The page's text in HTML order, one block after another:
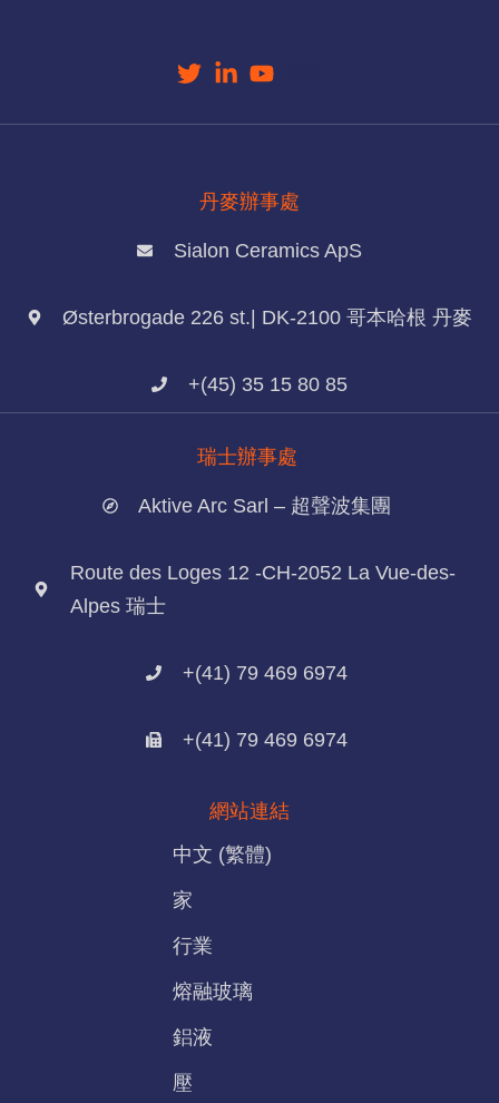
丹麥辦事處
Sialon Ceramics ApS
Østerbrogade 226 st.| DK-2100 哥本哈根 丹麥
+(45) 35 15 80 85
瑞士辦事處
Aktive Arc Sarl – 超聲波集團
Route des Loges 12 -CH-2052 La Vue-des-
Alpes 瑞士
+(41) 79 469 6974
+(41) 79 469 6974
網站連結
中文 (繁體)
家
行業
熔融玻璃
鋁液
壓